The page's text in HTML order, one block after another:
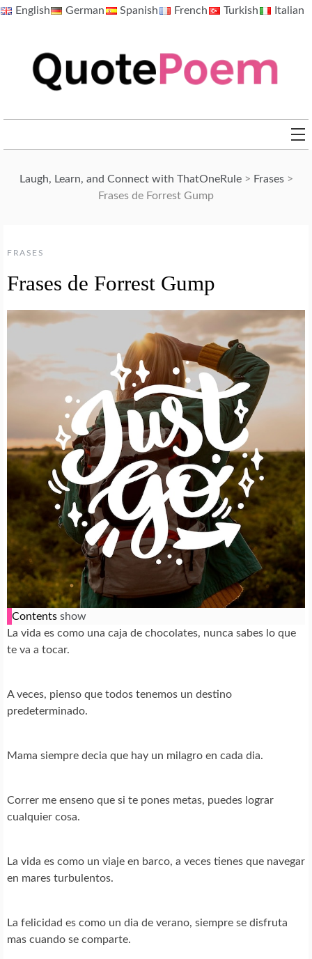
SkipEnglish German Spanish French Turkish Italian
Laugh, Learn, and Connect with ThatOneRule> Frases>
Frases de Forrest Gump
FRASES
Frases de Forrest Gump
Contents show
La vida es como una caja de chocolates, nunca sabes lo que
te va a tocar.
A veces, pienso que todos tenemos un destino
predeterminado.
Mama siempre decia que hay un milagro en cada dia.
Correr me enseno que si te pones metas, puedes lograr
cualquier cosa.
La vida es como un viaje en barco, a veces tienes que navegar
en mares turbulentos.
La felicidad es como un dia de verano, siempre se disfruta
mas cuando se comparte.